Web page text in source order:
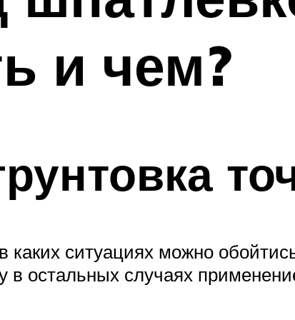
и чем?
ситуациях можно
в остальных случаях